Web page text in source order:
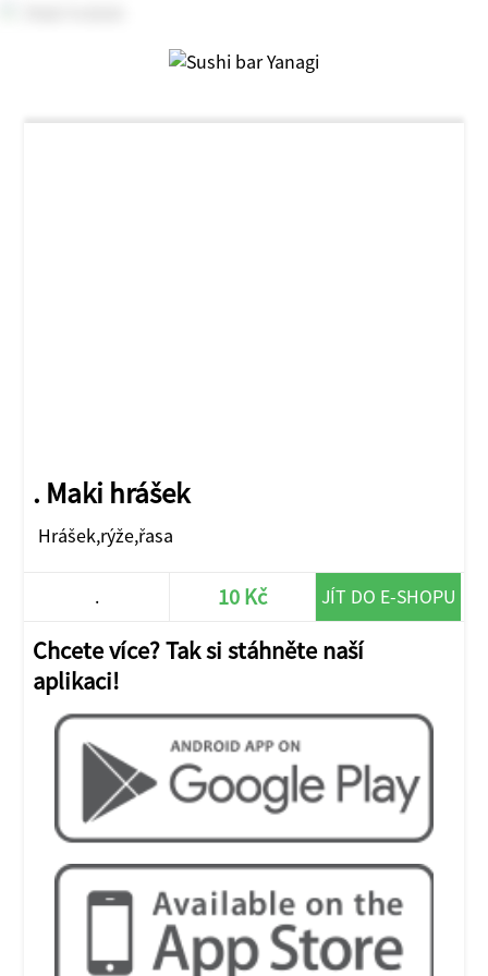
. Maki hrášek
Hrášek,rýže,řasa
. 10 Kč JÍT DO E-SHOPU
Chcete více? Tak si stáhněte naší
aplikaci!